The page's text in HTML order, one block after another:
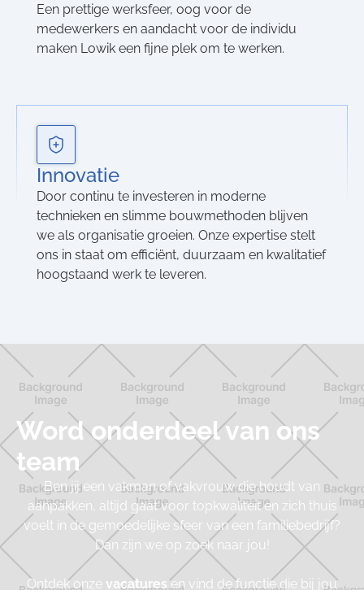
Een prettige werksfeer, oog voor de
medewerkers en aandacht voor de individu
maken Lowik een fijne plek om te werken.
Innovatie
Door continu te investeren in moderne
technieken en slimme bouwmethoden blijven
we als organisatie groeien. Onze expertise stelt
ons in staat om efficiënt, duurzaam en kwalitatief
hoogstaand werk te leveren.
Word onderdeel van ons
team
Ben jij een vakman of vakvrouw die houdt van
aanpakken, altijd gaat voor topkwaliteit en zich thuis
voelt in de gemoedelijke sfeer van een familiebedrijf?
Dan zijn we op zoek naar jou!
Ontdek onze vacatures en vind de functie die bij jou